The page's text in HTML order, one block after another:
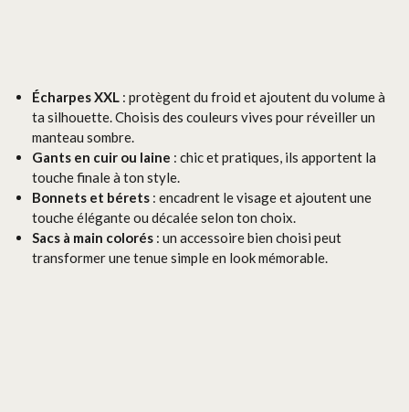
Écharpes XXL : protègent du froid et ajoutent du volume à
ta silhouette. Choisis des couleurs vives pour réveiller un
manteau sombre.
Gants en cuir ou laine : chic et pratiques, ils apportent la
touche finale à ton style.
Bonnets et bérets : encadrent le visage et ajoutent une
touche élégante ou décalée selon ton choix.
Sacs à main colorés : un accessoire bien choisi peut
transformer une tenue simple en look mémorable.